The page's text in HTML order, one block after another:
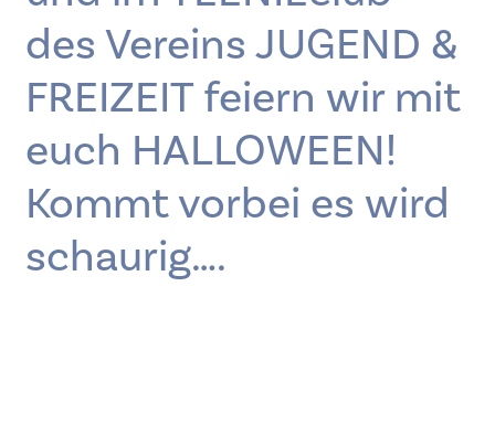
des Vereins JUGEND &
FREIZEIT feiern wir mit
euch HALLOWEEN!
Kommt vorbei es wird
schaurig….